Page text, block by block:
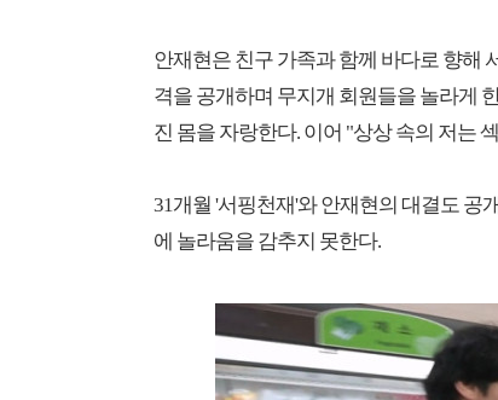
안재현은 친구 가족과 함께 바다로 향해
격을 공개하며 무지개 회원들을 놀라게
진 몸을 자랑한다. 이어 "상상 속의 저는
31개월 '서핑천재'와 안재현의 대결도 공
에 놀라움을 감추지 못한다.